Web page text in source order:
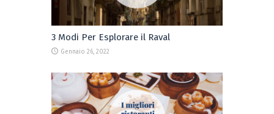
3 Modi Per Esplorare il Raval
Gennaio 26, 2022